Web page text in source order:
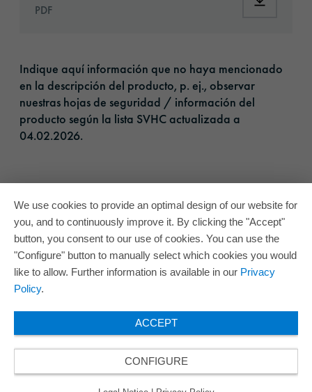
PDF
Indique aquí información que no haya mencionado
en la descripción del producto, p. ej., observar
nuestras hojas de seguridad / información del
producto según la lista SVHC actualizada a
04.02.2026.​
We use cookies to provide an optimal design of our website for
you, and to continuously improve it. By clicking the "Accept"
button, you consent to our use of cookies. You can use the
"Configure" button to manually select which cookies you would
like to allow. Further information is available in our Privacy
Policy.
ACCEPT
CONFIGURE